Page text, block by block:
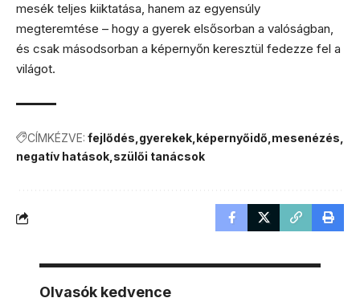
mesék teljes kiiktatása, hanem az egyensúly
megteremtése – hogy a gyerek elsősorban a valóságban,
és csak másodsorban a képernyőn keresztül fedezze fel a
világot.
CÍMKÉZVE: fejlődés gyerekek képernyőidő mesenézés
negatív hatások szülői tanácsok
Olvasók kedvence